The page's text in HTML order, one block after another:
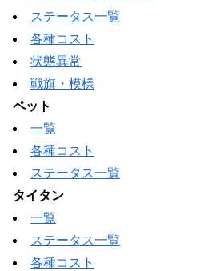
ステータス一覧
各種コスト
状態異常
戦旗・模様
ペット
一覧
各種コスト
ステータス一覧
タイタン
一覧
ステータス一覧
各種コスト